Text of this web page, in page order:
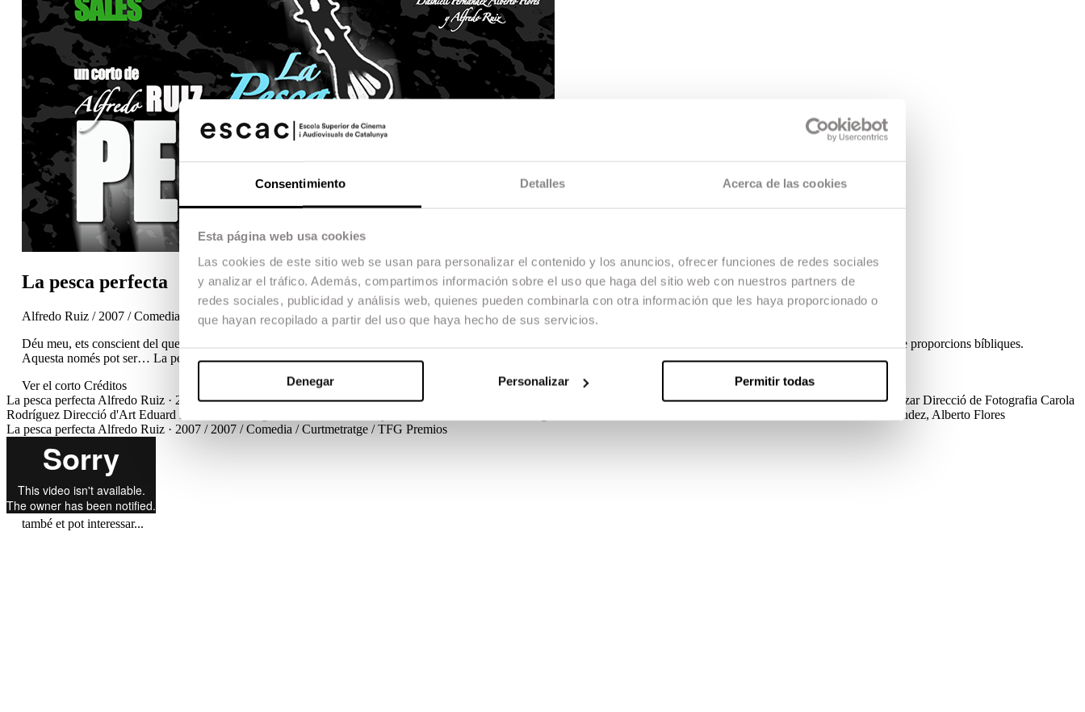
Consentimiento Detalles Acerca de las cookies
Esta página web usa cookies
Las cookies de este sitio web se usan para personalizar el contenido y los anuncios, ofrecer funciones de redes sociales
y analizar el tráfico. Además, compartimos información sobre el uso que haga del sitio web con nuestros partners de
redes sociales, publicidad y análisis web, quienes pueden combinarla con otra información que les haya proporcionado o
que hayan recopilado a partir del uso que haya hecho de sus servicios.
Denegar Personalizar Permitir todas
La pesca perfecta
Alfredo Ruiz / 2007 / Comedia / Curtmetratge / TFG
Déu meu, ets conscient del que està passant? Els dos millors pescadors de les nostres costes s’han reunit per enfrontar-se cara a cara contra la mar. Aquesta pot ser una lluita de proporcions bíbliques.
Aquesta només pot ser… La pesca perfecta!
Ver el corto Créditos
La pesca perfecta Alfredo Ruiz · 2007 / 2007 / Comedia / Curtmetratge / TFGCréditos Alfredo Ruiz, Alberto Flores, Dashiell Fernandez Direcció de ProduccióClara Salazar Direcció de Fotografia Carola
Rodríguez Direcció d'Art Eduard Ramirez
Ricard Borras, Carles Sales, Dashiell Fernandez, Alberto Flores
La pesca perfecta Alfredo Ruiz · 2007 / 2007 / Comedia / Curtmetratge / TFG Premios
també et pot interessar...